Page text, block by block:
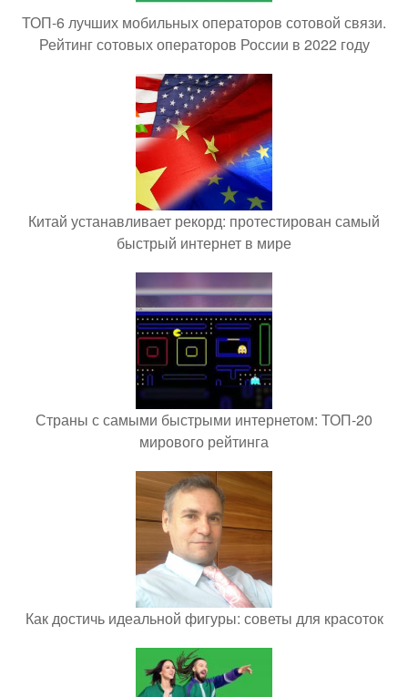
ТОП-6 лучших мобильных операторов сотовой связи.
Рейтинг сотовых операторов России в 2022 году
Китай устанавливает рекорд: протестирован самый
быстрый интернет в мире
Страны с самыми быстрыми интернетом: ТОП-20
мирового рейтинга
Как достичь идеальной фигуры: советы для красоток